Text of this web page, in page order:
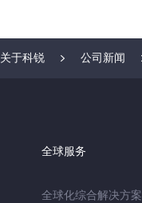
关于科锐 公司新闻
全球服务
全球化综合解决方案